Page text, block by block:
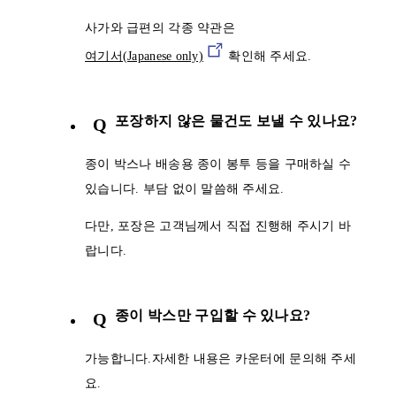
사가와 급편의 각종 약관은
여기서(Japanese only) 확인해 주세요.
Q 포장하지 않은 물건도 보낼 수 있나요?
종이 박스나 배송용 종이 봉투 등을 구매하실 수
있습니다. 부담 없이 말씀해 주세요.
다만, 포장은 고객님께서 직접 진행해 주시기 바
랍니다.
Q 종이 박스만 구입할 수 있나요?
가능합니다.자세한 내용은 카운터에 문의해 주세
요.